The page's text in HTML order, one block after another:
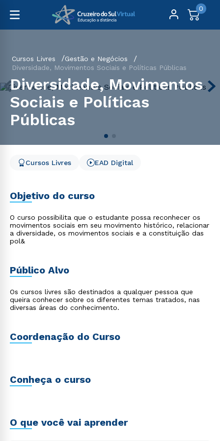
0
Cursos Livres
Gestão e Negócios
Diversidade, Movimentos Sociais e Políticas Públicas
Diversidade, Movimentos
Sociais e Políticas
Públicas
Cursos Livres EAD Digital
Objetivo do curso
O curso possibilita que o estudante possa reconhecer os
movimentos sociais em seu movimento histórico, relacionar
a diversidade, os movimentos sociais e a constituição das
pol&
Público Alvo
Os cursos livres são destinados a qualquer pessoa que
queira conhecer sobre os diferentes temas tratados, nas
diversas áreas do conhecimento.
Coordenação do Curso
Conheça o curso
O que você vai aprender